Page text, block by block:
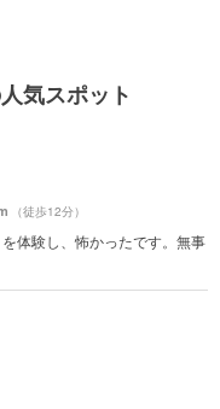
気スポット
（徒歩12分）
体験し、怖かったです。無事